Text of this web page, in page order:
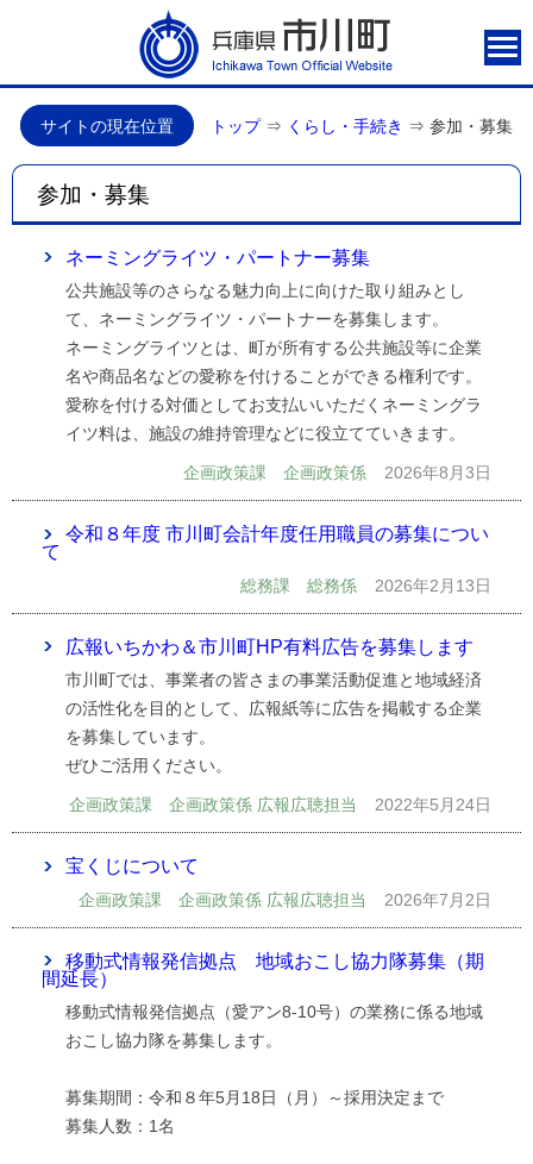
サイトの現在位置 トップ⇒ くらし・手続き ⇒ 参加・募集
参加・募集
ネーミングライツ・パートナー募集
公共施設等のさらなる魅力向上に向けた取り組みとし
て、ネーミングライツ・パートナーを募集します。
ネーミングライツとは、町が所有する公共施設等に企業
名や商品名などの愛称を付けることができる権利です。
愛称を付ける対価としてお支払いいただくネーミングラ
イツ料は、施設の維持管理などに役立てていきます。
企画政策課 企画政策係 2026年8月3日
令和８年度 市川町会計年度任用職員の募集につい
て
総務課 総務係 2026年2月13日
広報いちかわ＆市川町HP有料広告を募集します
市川町では、事業者の皆さまの事業活動促進と地域経済
の活性化を目的として、広報紙等に広告を掲載する企業
を募集しています。
ぜひご活用ください。
企画政策課 企画政策係 広報広聴担当 2022年5月24日
宝くじについて
企画政策課 企画政策係 広報広聴担当 2026年7月2日
移動式情報発信拠点 地域おこし協力隊募集（期
間延長）
移動式情報発信拠点（愛アン8-10号）の業務に係る地域
おこし協力隊を募集します。
募集期間：令和８年5月18日（月）～採用決定まで
募集人数：1名